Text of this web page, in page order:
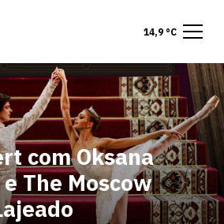
14,9 °C
com Oksana
The Moscow